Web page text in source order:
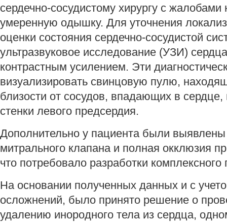
сердечно-сосудистому хирургу с
умеренную одышку. Для уточнения
оценки состояния сердечно-сосудистой
ультразвуковое исследование (УЗИ)
контрастным усилением. Эти
визуализировать свинцовую пулю,
близости от сосудов, впадающих в
стенки левого предсердия.
Дополнительно у пациента были выявлены
митрального клапана и полная окклюзия
что потребовало разработки
На основании полученных данных и с
осложнений, было принято решение о
удалению инородного тела из сердца,